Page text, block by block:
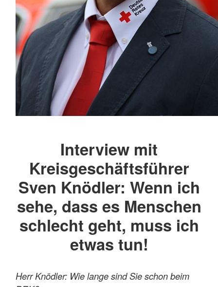
Interview mit
Kreisgeschäftsführer
Sven Knödler: Wenn ich
sehe, dass es Menschen
schlecht geht, muss ich
etwas tun!
Herr Knödler: Wie lange sind Sie schon beim